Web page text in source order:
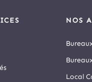
NOS
Local